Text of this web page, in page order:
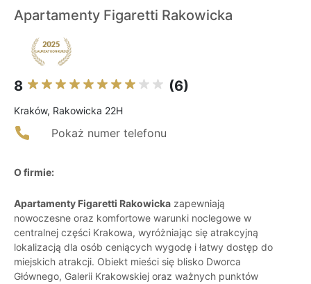
Apartamenty Figaretti Rakowicka
8 (6)
Kraków, Rakowicka 22H
Pokaż numer telefonu
O firmie:
Apartamenty Figaretti Rakowicka zapewniają
nowoczesne oraz komfortowe warunki noclegowe w
centralnej części Krakowa, wyróżniając się atrakcyjną
lokalizacją dla osób ceniących wygodę i łatwy dostęp do
miejskich atrakcji. Obiekt mieści się blisko Dworca
Głównego, Galerii Krakowskiej oraz ważnych punktów